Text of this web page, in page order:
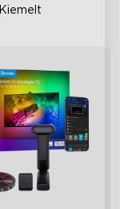
Kiemelt